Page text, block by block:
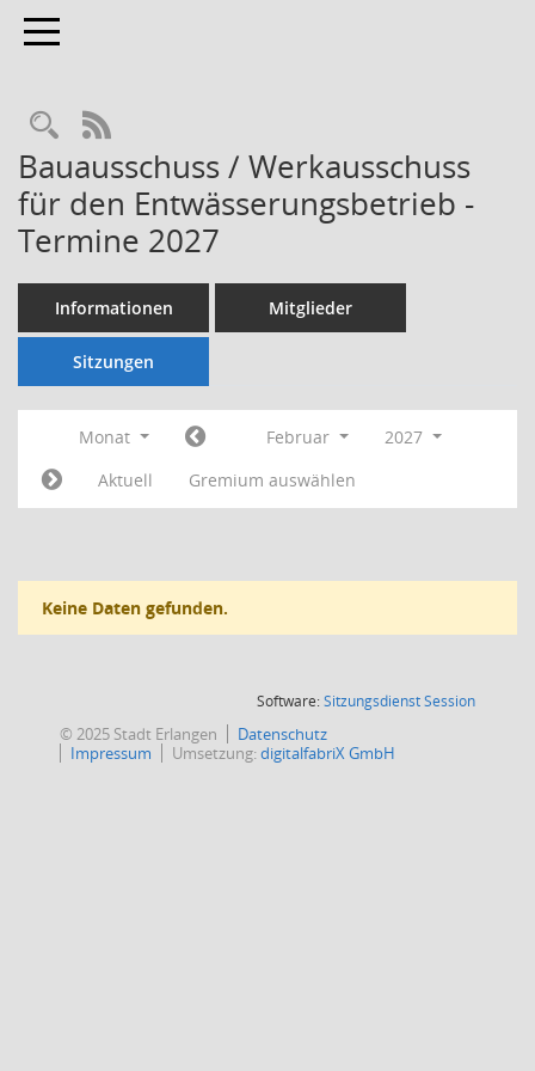
Toggle navigation
Rechercheauswahl
RSS-Feed
Bauausschuss / Werkausschuss
für den Entwässerungsbetrieb -
Termine 2027
Informationen Mitglieder
Sitzungen
Monat Februar
2027
Aktuell
Gremium auswählen
Keine Daten gefunden.
Software:SitzungsdienstSession(Wird in
© 2025 Stadt Erlangen
Datenschutz
Impressum
Umsetzung:digitalfabriX GmbH